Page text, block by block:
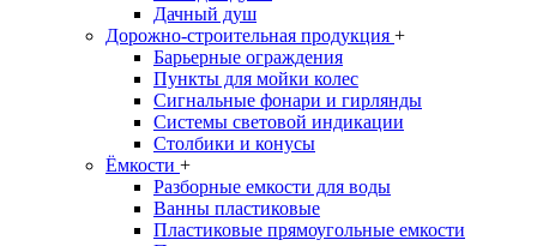
Дачный душ
Дорожно-строительная продукция +
Барьерные ограждения
Пункты для мойки колес
Сигнальные фонари и гирлянды
Системы световой индикации
Столбики и конусы
Ёмкости +
Разборные емкости для воды
Ванны пластиковые
Пластиковые прямоугольные емкости